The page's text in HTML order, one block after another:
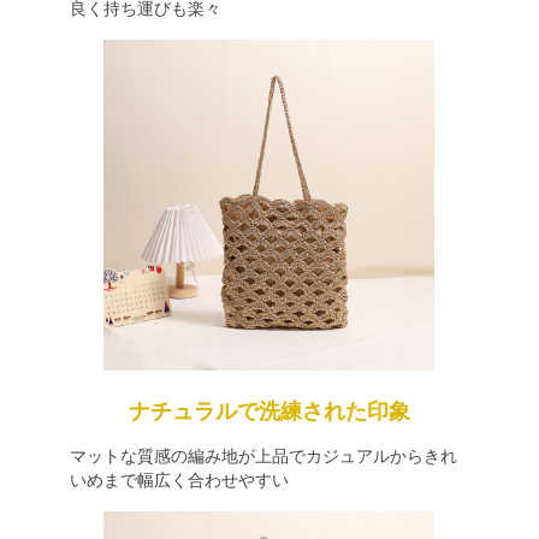
良く持ち運びも楽々
ナチュラルで洗練された印象
マットな質感の編み地が上品でカジュアルからきれ
いめまで幅広く合わせやすい